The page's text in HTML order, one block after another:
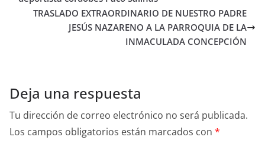
TRASLADO EXTRAORDINARIO DE NUESTRO PADRE
JESÚS NAZARENO A LA PARROQUIA DE LA
INMACULADA CONCEPCIÓN
Deja una respuesta
Tu dirección de correo electrónico no será publicada.
Los campos obligatorios están marcados con *